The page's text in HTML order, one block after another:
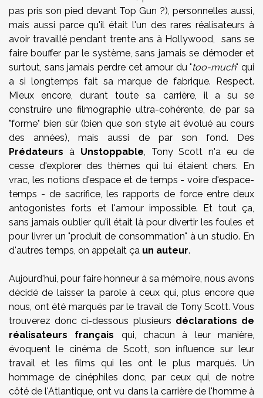
pas pris son pied devant Top Gun ?), personnelles aussi,
mais aussi parce qu'il était l'un des rares réalisateurs à
avoir travaillé pendant trente ans à Hollywood, sans se
faire bouffer par le système, sans jamais se démoder et
surtout, sans jamais perdre cet amour du "too-much" qui
a si longtemps fait sa marque de fabrique. Respect.
Mieux encore, durant toute sa carrière, il a su se
construire une filmographie ultra-cohérente, de par sa
"forme" bien sûr (bien que son style ait évolué au cours
des années), mais aussi de par son fond. Des
Prédateurs à Unstoppable, Tony Scott n'a eu de
cesse d'explorer des thèmes qui lui étaient chers. En
vrac, les notions d'espace et de temps - voire d'espace-
temps - de sacrifice, les rapports de force entre deux
antogonistes forts et l'amour impossible. Et tout ça,
sans jamais oublier qu'il était là pour divertir les foules et
pour livrer un "produit de consommation" à un studio. En
d'autres temps, on appelait ça un auteur.
Aujourd'hui, pour faire honneur à sa mémoire, nous avons
décidé de laisser la parole à ceux qui, plus encore que
nous, ont été marqués par le travail de Tony Scott. Vous
trouverez donc ci-dessous plusieurs déclarations de
réalisateurs français qui, chacun à leur manière,
évoquent le cinéma de Scott, son influence sur leur
travail et les films qui les ont le plus marqués. Un
hommage de cinéphiles donc, par ceux qui, de notre
côté de l'Atlantique, ont vu dans la carrière de l'homme à